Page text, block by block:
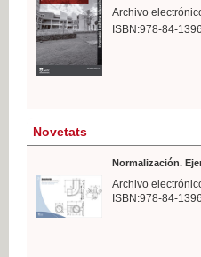
Archivo
ISBN:978-84-
Novetats
Normalización.
Archivo
ISBN:978-84-